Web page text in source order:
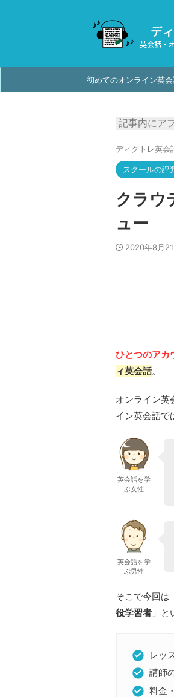
初めてのオンライン英
記事内にア
ディクトレ英会
スクールの評
クラウ
ュー
2020年8月21
ひとつのアカ
ィ英会話。
オンライン英
イン英会話で
英会話を学
ぶ女性
英会話を学
ぶ男性
そこで今回は
役学習者 」
レッ
講師
料金